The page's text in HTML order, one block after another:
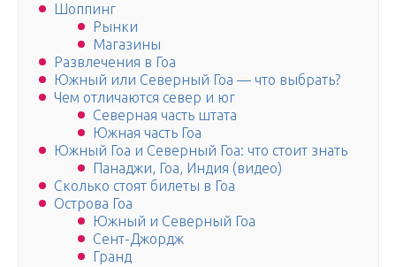
Шоппинг
Рынки
Магазины
Развлечения в Гоа
Южный или Северный Гоа — что выбрать?
Чем отличаются север и юг
Северная часть штата
Южная часть Гоа
Южный Гоа и Северный Гоа: что стоит знать
Панаджи, Гоа, Индия (видео)
Сколько стоят билеты в Гоа
Острова Гоа
Южный и Северный Гоа
Сент-Джордж
Гранд